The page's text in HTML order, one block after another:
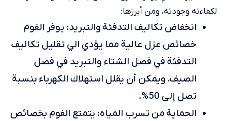
لكفاءته وجودته، ومن أبرزها:
انخفاض تكاليف التدفئة والتبريد: يوفر الفوم
خصائص عزل عالية مما يؤدي الي تقليل تكاليف
التدفئة في فصل الشتاء والتبريد في فصل
الصيف، ويمكن أن يقلل استهلاك الكهرباء بنسبة
تصل إلى 50%.
الحماية من تسرب المياه: يتمتع الفوم بخصائص